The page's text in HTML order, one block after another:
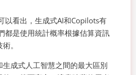
以看出，生成式AI和Copilots有
都是使用統計概率根據估算資訊
。
成式人工智慧之間的最大區別